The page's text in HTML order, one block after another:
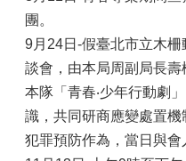
團。
9月24日-假臺北市立木
談會，由本局周副局長
本隊「青春‧少年行動劇
識，共同研商應變處置
犯罪預防作為，當日與會